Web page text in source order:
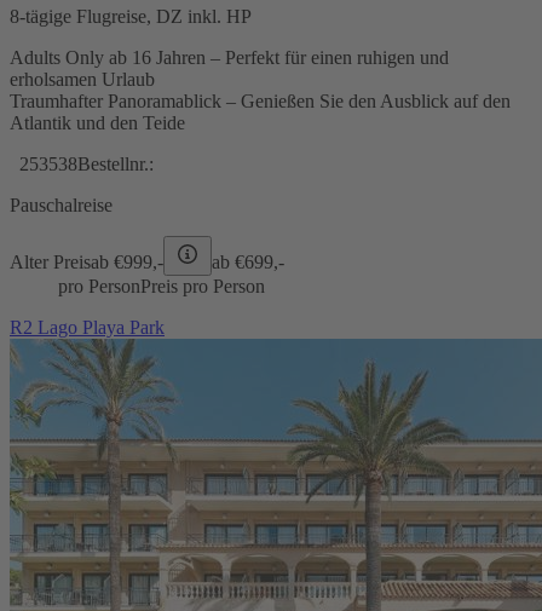
8-tägige Flugreise, DZ inkl. HP
Adults Only ab 16 Jahren – Perfekt für einen ruhigen und
erholsamen Urlaub
Traumhafter Panoramablick – Genießen Sie den Ausblick auf den
Atlantik und den Teide
253538Bestellnr.:
Pauschalreise
Alter Preisab €999,- ab €699,-
pro PersonPreis pro Person
R2 Lago Playa Park